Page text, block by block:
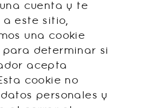
cuenta y te
este sitio,
una cookie
determinar si
acepta
cookie no
personales y